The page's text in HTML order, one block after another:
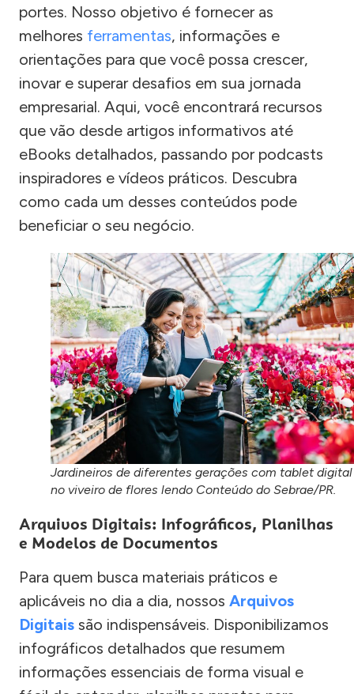
portes. Nosso objetivo é fornecer as
melhores ferramentas, informações e
orientações para que você possa crescer,
inovar e superar desafios em sua jornada
empresarial. Aqui, você encontrará recursos
que vão desde artigos informativos até
eBooks detalhados, passando por podcasts
inspiradores e vídeos práticos. Descubra
como cada um desses conteúdos pode
beneficiar o seu negócio.
Jardineiros de diferentes gerações com tablet digital
no viveiro de flores lendo Conteúdo do Sebrae/PR.
Arquivos Digitais: Infográficos, Planilhas
e Modelos de Documentos
Para quem busca materiais práticos e
aplicáveis no dia a dia, nossos Arquivos
Digitais são indispensáveis. Disponibilizamos
infográficos detalhados que resumem
informações essenciais de forma visual e